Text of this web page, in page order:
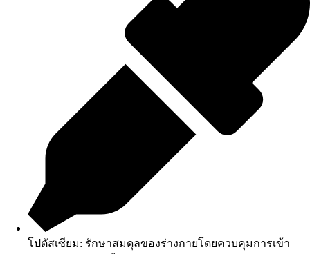
โปตัสเซียม: รักษาสมดุลของร่างกายโดยควบคุมการเข้า